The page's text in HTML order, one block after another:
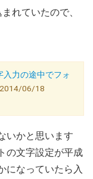
れていたので、
入力の途中でフォ
06/18
いかと思います
の文字設定が平成
になっていたら入